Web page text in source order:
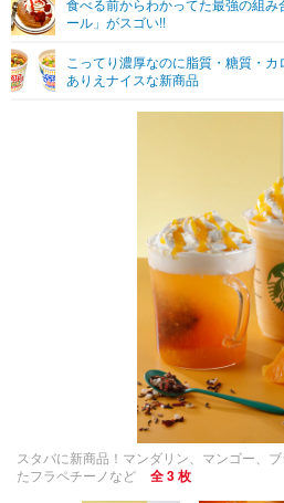
食べる前からわかってた最強の組
ール」がスゴい!!
こってり濃厚なのに脂質・糖質・
ありえナイスな新商品
スタバに新商品！マンダリン、マンゴー、
たフラペチーノなど
全 3 枚